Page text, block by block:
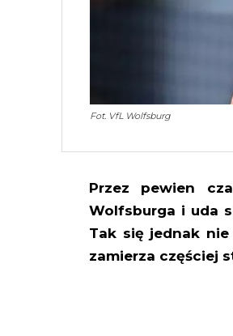
Fot. VfL Wolfsburg
Przez pewien
Wolfsburga i uda
Tak się jednak nie
zamierza częściej